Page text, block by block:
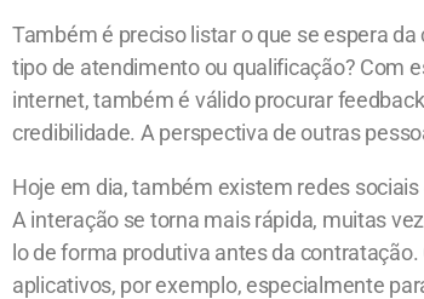
Também é preciso listar o que se espera
tipo de atendimento ou qualificação? Com
internet, também é válido procurar
credibilidade. A perspectiva de outras
Hoje em dia, também existem redes
A interação se torna mais rápida, muitas
lo de forma produtiva antes da
aplicativos, por exemplo, especialmente